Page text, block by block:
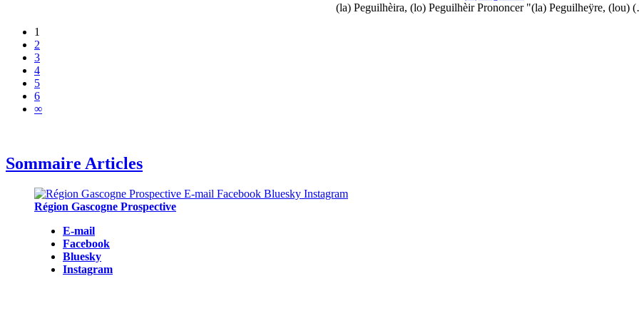
(la) Peguilhèira, (lo) Peguilhèir Prononcer "(la) Peguilheÿre, (lou)
1
2
3
4
5
6
∞
Sommaire Articles
Région Gascogne Prospective
E-mail
Facebook
Bluesky
Instagram